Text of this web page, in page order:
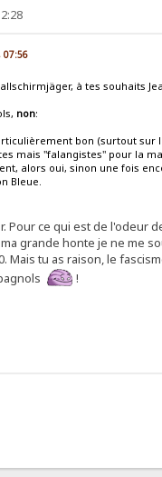
07:56
à tes souhaits
non:
bon (surtout sur
mais "falangistes" pour la
alors oui, sinon une fois
Bleue.
Pour ce qui est de l'odeur
grande honte je ne me
tu as raison, le
!